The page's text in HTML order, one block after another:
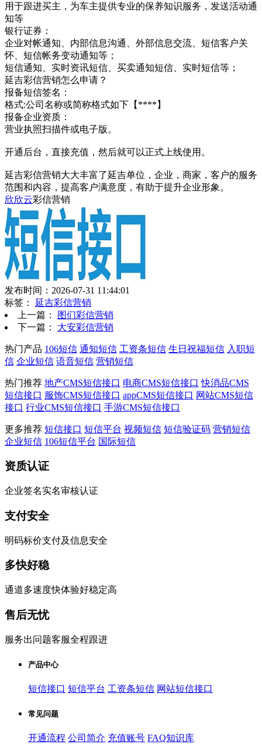
用于跟进买主，为车主提供专业的保养知识服务，发送活动通
知等
银行证券：
企业对帐通知、内部信息沟通、外部信息交流、短信客户关
怀、短信帐务变动通知等；
短信通知、实时资讯短信、买卖通知短信、实时短信等；
延吉彩信营销怎么申请？
报备短信签名：
格式:公司名称或简称格式如下【****】
报备企业资质：
营业执照扫描件或电子版。
开通后台，直接充值，然后就可以正式上线使用。
延吉彩信营销大大丰富了延吉单位，企业，商家，客户的服务
范围和内容，提高客户满意度，有助于提升企业形象。
欣欣云彩信营销
发布时间：2026-07-31 11:44:01
标签： 延吉彩信营销
上一篇：
图们彩信营销
下一篇： 大安彩信营销
热门产品 106短信 通知短信 工资条短信 生日祝福短信 入职短
信 企业短信 语音短信 营销短信
热门推荐 地产CMS短信接口 电商CMS短信接口 快消品CMS
短信接口 服饰CMS短信接口 appCMS短信接口 网站CMS短信
接口 行业CMS短信接口 手游CMS短信接口
更多推荐 短信接口 短信平台 视频短信 短信验证码 营销短信
企业短信 106短信平台 国际短信
资质认证
企业签名实名审核认证
支付安全
明码标价支付及信息安全
多快好稳
通道多速度快体验好稳定高
售后无忧
服务出问题客服全程跟进
产品中心
短信接口 短信平台 工资条短信 网站短信接口
常见问题
开通流程 公司简介 充值账号 FAQ知识库